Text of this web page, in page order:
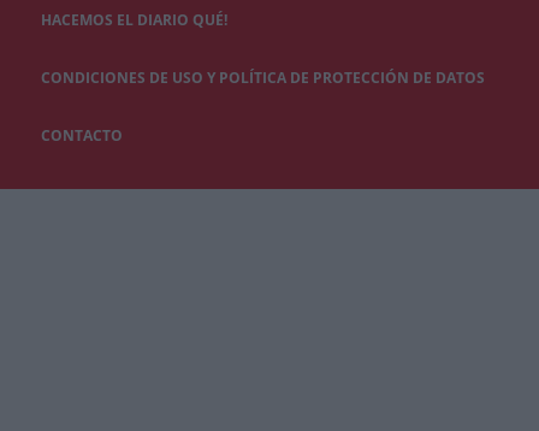
HACEMOS EL DIARIO QUÉ!
CONDICIONES DE USO Y POLÍTICA DE PROTECCIÓN DE DATOS
CONTACTO